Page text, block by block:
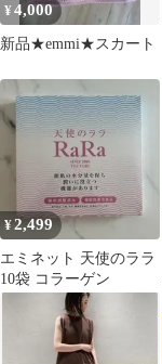
¥4,000
新品★emmi★スカート
¥2,499
エミネット 天使のララ
10袋 コラーゲン